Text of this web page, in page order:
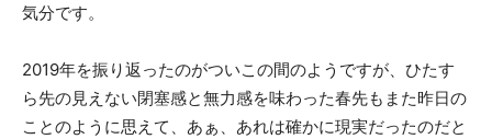
気分です。
2019年を振り返ったのがついこの間のようですが、ひたす
ら先の見えない閉塞感と無力感を味わった春先もまた昨日の
ことのように思えて、あぁ、あれは確かに現実だったのだと